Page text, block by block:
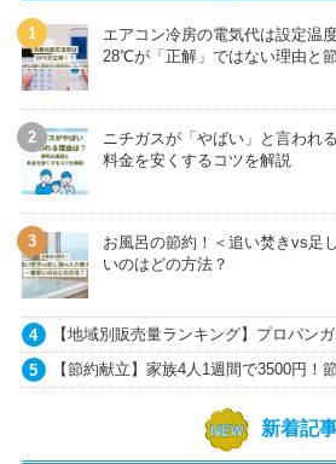
エアコン冷房の電気代は設定温
28℃が「正解」ではない理由と
ニチガスが「やばい」と言われ
料金を安くするコツを解説
お風呂の節約！＜追い焚きvs足
いのはどの方法？
【地域別販売量ランキング】プロパン
ス会社一覧
【節約献立】家族4人1週間で3500円！
ントも紹介
新着記